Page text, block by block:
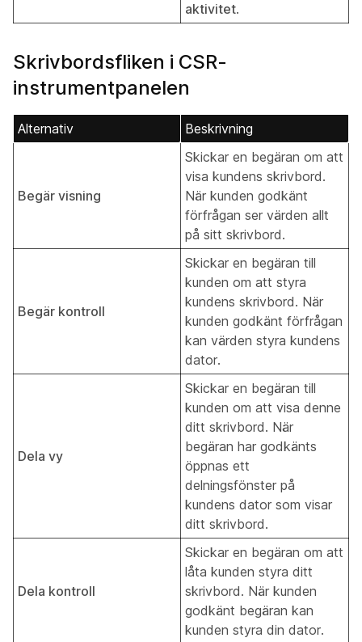
aktivitet.
Skrivbordsfliken i CSR-
instrumentpanelen
Alternativ Beskrivning
Begär visning
Skickar en begäran om att
visa kundens skrivbord.
När kunden godkänt
förfrågan ser värden allt
på sitt skrivbord.
Begär kontroll
Skickar en begäran till
kunden om att styra
kundens skrivbord. När
kunden godkänt förfrågan
kan värden styra kundens
dator.
Dela vy
Skickar en begäran till
kunden om att visa denne
ditt skrivbord. När
begäran har godkänts
öppnas ett
delningsfönster på
kundens dator som visar
ditt skrivbord.
Dela kontroll
Skickar en begäran om att
låta kunden styra ditt
skrivbord. När kunden
godkänt begäran kan
kunden styra din dator.